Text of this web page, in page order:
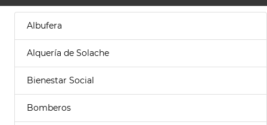
Albufera
Alquería de Solache
Bienestar Social
Bomberos